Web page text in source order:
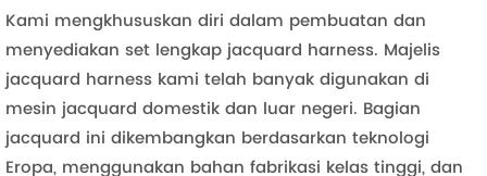
Kami mengkhususkan diri dalam pembuatan dan
menyediakan set lengkap jacquard harness. Majelis
jacquard harness kami telah banyak digunakan di
mesin jacquard domestik dan luar negeri. Bagian
jacquard ini dikembangkan berdasarkan teknologi
Eropa, menggunakan bahan fabrikasi kelas tinggi, dan